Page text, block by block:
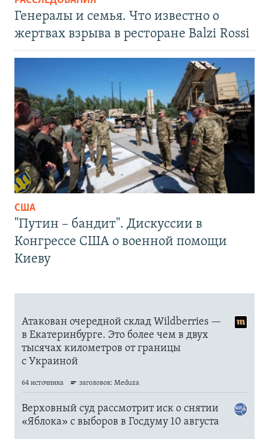
Генералы и семья. Что известно о
жертвах взрыва в ресторане Balzi Rossi
США
"Путин – бандит". Дискуссии в
Конгрессе США о военной помощи
Киеву